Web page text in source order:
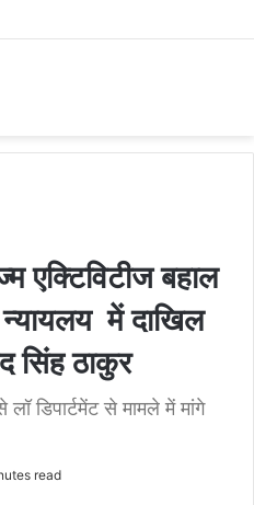
एक्टिविटीज बहाल
में दाखिल
सिंह ठाकुर
डिपार्टमेंट से मामले में मांगे
read